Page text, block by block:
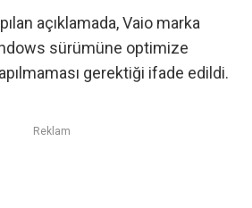
açıklamada,Vaio marka
sürümüne optimize
gerektiği ifade edildi.
Reklam